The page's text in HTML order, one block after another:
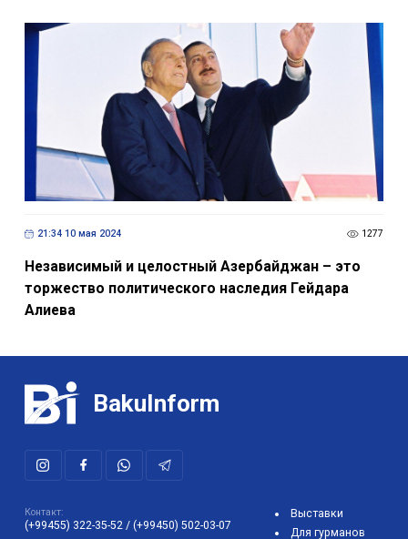
21:34 10 мая 2024 1277
Независимый и целостный Азербайджан – это
торжество политического наследия Гейдара
Алиева
BakuInform
Контакт:
(+99455) 322-35-52/ (+99450) 502-03-07
Выставки
Для гурманов